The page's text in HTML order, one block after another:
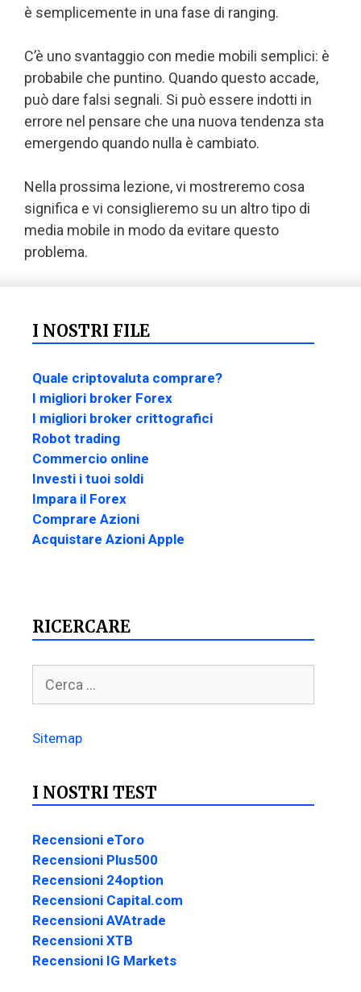
è semplicemente in una fase di ranging.
C’è uno svantaggio con medie mobili semplici: è
probabile che puntino. Quando questo accade,
può dare falsi segnali. Si può essere indotti in
errore nel pensare che una nuova tendenza sta
emergendo quando nulla è cambiato.
Nella prossima lezione, vi mostreremo cosa
significa e vi consiglieremo su un altro tipo di
media mobile in modo da evitare questo
problema.
I NOSTRI FILE
Quale criptovaluta comprare?
I migliori broker Forex
I migliori broker crittografici
Robot trading
Commercio online
Investi i tuoi soldi
Impara il Forex
Comprare Azioni
Acquistare Azioni Apple
RICERCARE
Sitemap
I NOSTRI TEST
Recensioni eToro
Recensioni Plus500
Recensioni 24option
Recensioni Capital.com
Recensioni AVAtrade
Recensioni XTB
Recensioni IG Markets